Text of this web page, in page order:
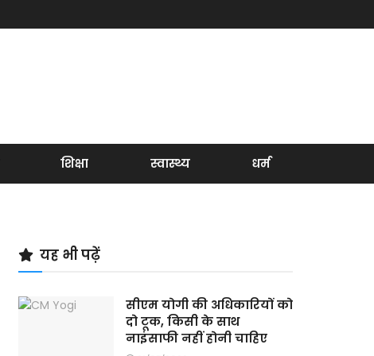
शिक्षा स्वास्थ्य धर्म
यह भी पढ़ें
सीएम योगी की अधिकारियों को
दो टूक, किसी के साथ
नाइंसाफी नहीं होनी चाहिए